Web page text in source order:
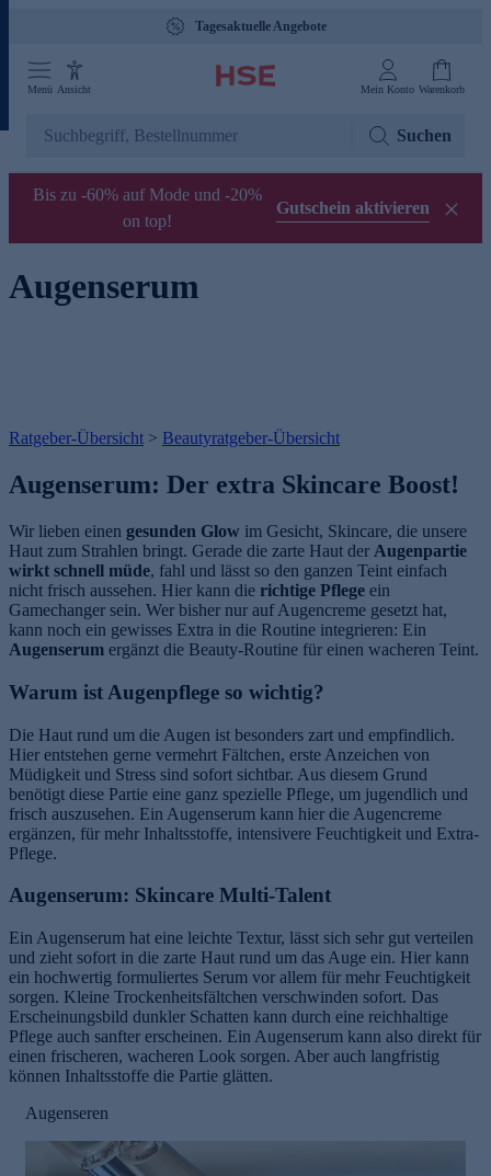
Tagesaktuelle Angebote
Menü Ansicht Mein Konto Warenkorb
Suchen
Bis zu -60% auf Mode und -20%
on top!
Gutschein aktivieren
Augenserum
Ratgeber-Übersicht > Beautyratgeber-Übersicht
Augenserum: Der extra Skincare Boost!
Wir lieben einen gesunden Glow im Gesicht, Skincare, die unsere
Haut zum Strahlen bringt. Gerade die zarte Haut der Augenpartie
wirkt schnell müde, fahl und lässt so den ganzen Teint einfach
nicht frisch aussehen. Hier kann die richtige Pflege ein
Gamechanger sein. Wer bisher nur auf Augencreme gesetzt hat,
kann noch ein gewisses Extra in die Routine integrieren: Ein
Augenserum ergänzt die Beauty-Routine für einen wacheren Teint.
Warum ist Augenpflege so wichtig?
Die Haut rund um die Augen ist besonders zart und empfindlich.
Hier entstehen gerne vermehrt Fältchen, erste Anzeichen von
Müdigkeit und Stress sind sofort sichtbar. Aus diesem Grund
benötigt diese Partie eine ganz spezielle Pflege, um jugendlich und
frisch auszusehen. Ein Augenserum kann hier die Augencreme
ergänzen, für mehr Inhaltsstoffe, intensivere Feuchtigkeit und Extra-
Pflege.
Augenserum: Skincare Multi-Talent
Ein Augenserum hat eine leichte Textur, lässt sich sehr gut verteilen
und zieht sofort in die zarte Haut rund um das Auge ein. Hier kann
ein hochwertig formuliertes Serum vor allem für mehr Feuchtigkeit
sorgen. Kleine Trockenheitsfältchen verschwinden sofort. Das
Erscheinungsbild dunkler Schatten kann durch eine reichhaltige
Pflege auch sanfter erscheinen. Ein Augenserum kann also direkt für
einen frischeren, wacheren Look sorgen. Aber auch langfristig
können Inhaltsstoffe die Partie glätten.
Augenseren